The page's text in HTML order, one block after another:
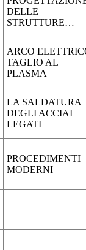
DELLE
STRUTTURE…
ARCO
TAGLIO AL
PLASMA
LA SALDATURA
DEGLI ACCIAI
LEGATI
PROCEDIMENTI
MODERNI